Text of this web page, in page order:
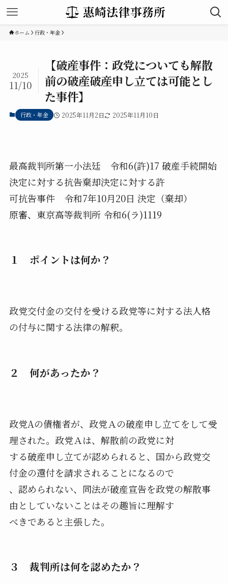
ホーム 行政・年金
【破産事件：政党についても解散
前の破産破産申し立ては可能とし
た事件】
2025
11/10
行政・年金 2025年11月2日 2025年11月10日
最高裁判所第一小法廷 令和6(許)17 破産手続開始
決定に対する抗告棄却決定に対する許
可抗告事件 令和7年10月20日 決定（棄却）
原審、東京高等裁判所 令和6(ラ)1119
１ ポイントは何か？
政党交付金の交付を受ける政党等に対する法人格
の付与に関する法律の解釈。
２ 何があったか？
政党Aの債権者が、政党Ａの破産申し立てをして受
理された。政党Ａは、解散前の政党に対
する破産申し立てが認められると、国から政党交
付金の還付を請求されることになるので
、認められない、同法が破産宣告を政党の解散事
由としていないことはその趣旨に理解す
べきであると主張した。
３ 裁判所は何を認めたか？